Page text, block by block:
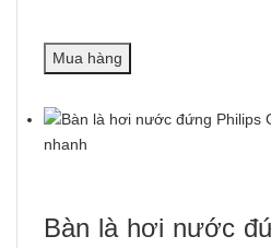
Mua hàng
nhanh
Bàn là hơi nước